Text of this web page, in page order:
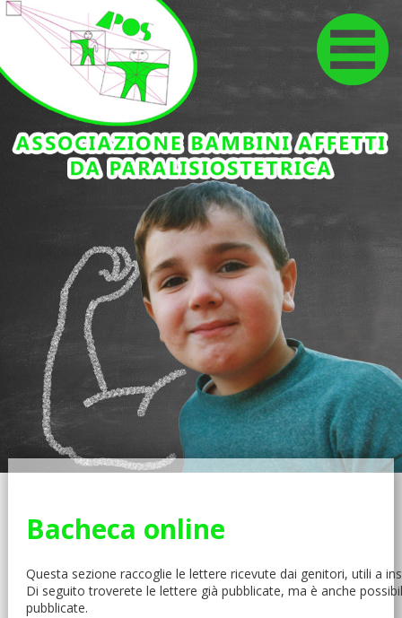
Bacheca online
Questa sezione raccoglie le lettere ricevute dai genitori, utili a
Di seguito troverete le lettere già pubblicate, ma è anche
pubblicate.